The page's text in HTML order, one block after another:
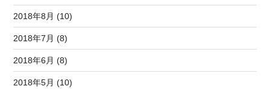
2018年8月 (10)
2018年7月 (8)
2018年6月 (8)
2018年5月 (10)